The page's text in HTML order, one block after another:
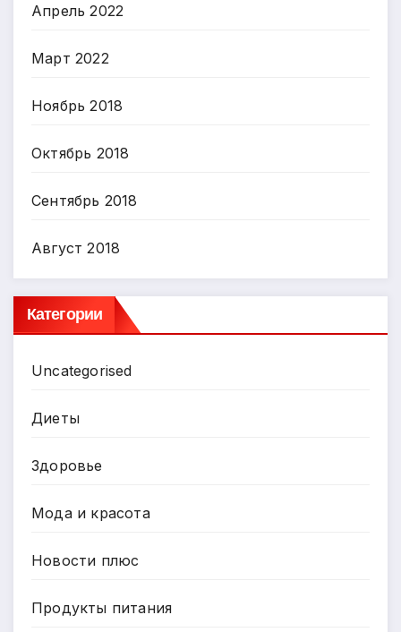
Апрель 2022
Март 2022
Ноябрь 2018
Октябрь 2018
Сентябрь 2018
Август 2018
Категории
Uncategorised
Диеты
Здоровье
Мода и красота
Новости плюс
Продукты питания